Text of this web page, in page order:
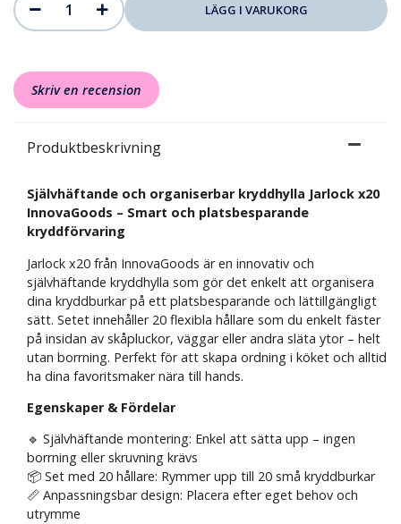
Skriv en recension
Produktbeskrivning
Självhäftande och organiserbar kryddhylla Jarlock x20
InnovaGoods – Smart och platsbesparande
kryddförvaring
Jarlock x20 från InnovaGoods är en innovativ och
självhäftande kryddhylla som gör det enkelt att organisera
dina kryddburkar på ett platsbesparande och lättillgängligt
sätt. Setet innehåller 20 flexibla hållare som du enkelt fäster
på insidan av skåpluckor, väggar eller andra släta ytor – helt
utan borrning. Perfekt för att skapa ordning i köket och alltid
ha dina favoritsmaker nära till hands.
Egenskaper & Fördelar
🔹 Självhäftande montering: Enkel att sätta upp – ingen
borrning eller skruvning krävs
📦 Set med 20 hållare: Rymmer upp till 20 små kryddburkar
📏 Anpassningsbar design: Placera efter eget behov och
utrymme